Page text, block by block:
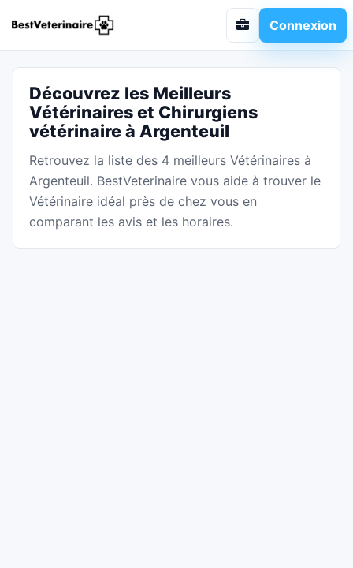
Connexion
Découvrez les Meilleurs
Vétérinaires et Chirurgiens
vétérinaire à Argenteuil
Retrouvez la liste des 4 meilleurs Vétérinaires à
Argenteuil. BestVeterinaire vous aide à trouver le
Vétérinaire idéal près de chez vous en
comparant les avis et les horaires.